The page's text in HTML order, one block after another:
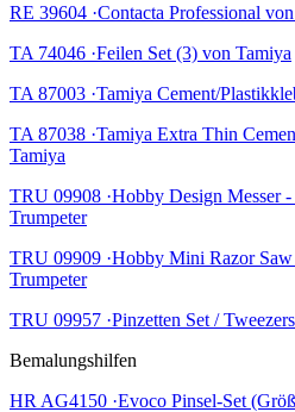
RE 39604 ·Contacta Professional
TA 74046 ·Feilen Set (3) von Tamiya
TA 87003 ·Tamiya Cement/
TA 87038 ·Tamiya Extra Thin
Tamiya
TRU 09908 ·Hobby Design Messer
Trumpeter
TRU 09909 ·Hobby Mini Razor
Trumpeter
TRU 09957 ·Pinzetten Set /
Bemalungshilfen
HR AG4150 ·Evoco Pinsel-Set